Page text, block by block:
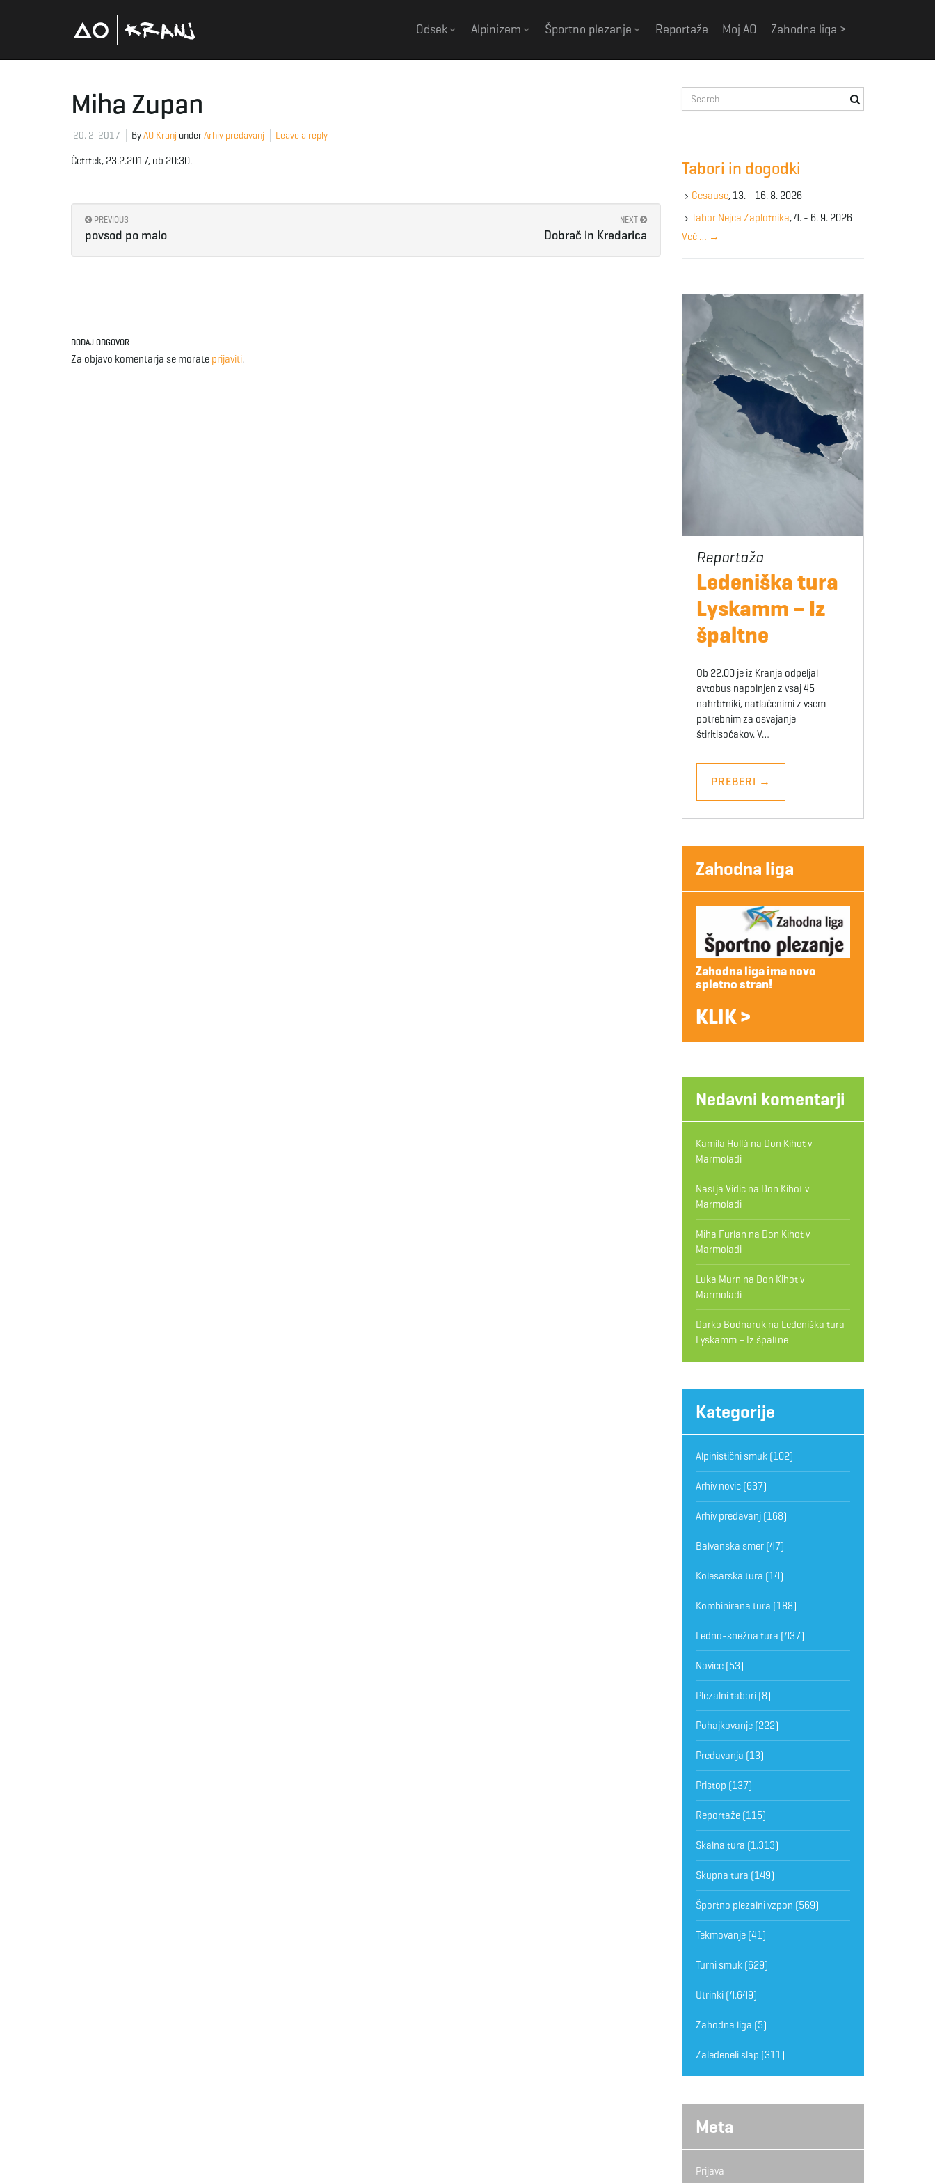
Odsek Alpinizem Športno plezanje Reportaže Moj AO Zahodna liga >
Miha Zupan
20. 2. 2017 ByAO Kranj underArhiv predavanj Leave a reply
Četrtek, 23.2.2017, ob 20:30.
PREVIOUS
povsod po malo
NEXT
Dobrač in Kredarica
DODAJ ODGOVOR
Za objavo komentarja se morate prijaviti.
e
e
y
w
r
Tabori in dogodki
Gesause, 13. - 16. 8. 2026
Tabor Nejca Zaplotnika, 4. - 6. 9. 2026
Več … →
Ledeniška tura
Lyskamm – Iz
špaltne
Ob 22.00 je iz Kranja odpeljal
avtobus napolnjen z vsaj 45
nahrbtniki, natlačenimi z vsem
potrebnim za osvajanje
štiritisočakov. V…
PREBERI →
Zahodna liga
Zahodna liga ima novo
spletno stran!
KLIK >
Nedavni komentarji
Kamila Hollá na Don Kihot v
Marmoladi
Nastja Vidicna Don Kihot v
Marmoladi
Miha Furlan na Don Kihot v
Marmoladi
Luka Murn na Don Kihot v
Marmoladi
Darko Bodnarukna Ledeniška tura
Lyskamm – Iz špaltne
Kategorije
Alpinistični smuk(102)
Arhiv novic(637)
Arhiv predavanj(168)
Balvanska smer(47)
Kolesarska tura (14)
Kombinirana tura (188)
Ledno-snežna tura (437)
Novice(53)
Plezalni tabori(8)
Pohajkovanje(222)
Predavanja (13)
Pristop (137)
Reportaže(115)
Skalna tura (1.313)
Skupna tura (149)
Športno plezalni vzpon (569)
Tekmovanje(41)
Turni smuk(629)
Utrinki(4.649)
Zahodna liga (5)
Zaledeneli slap (311)
Meta
Prijava